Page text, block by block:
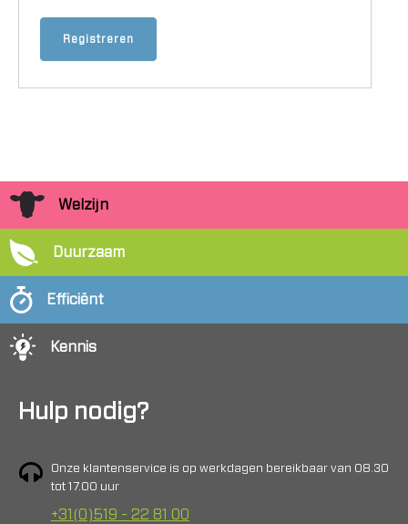
Registreren
Welzijn
Duurzaam
Efficiënt
Kennis
Hulp nodig?
Onze klantenservice is op werkdagen bereikbaar van 08.30
tot 17.00 uur
+31(0)519 - 22 81 00